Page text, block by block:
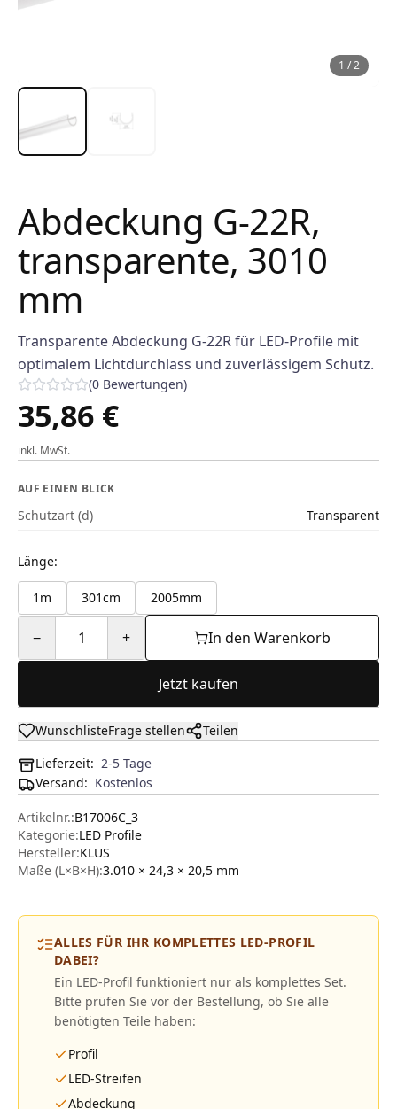
1 /2
Abdeckung G-22R,
transparente, 3010
mm
Transparente Abdeckung G-22R für LED-Profile mit
optimalem Lichtdurchlass und zuverlässigem Schutz.
(0 Bewertungen)
35,86 €
inkl. MwSt.
AUF EINEN BLICK
Schutzart (d) Transparent
Länge:
1m 301cm 2005mm
− 1 + In den Warenkorb
Jetzt kaufen
WunschlisteFrage stellen
Teilen
Lieferzeit: 2-5 Tage
Versand: Kostenlos
Artikelnr.:B17006C_3
Kategorie:LED Profile
Hersteller:KLUS
Maße (L×B×H):3.010 × 24,3 × 20,5 mm
ALLES FÜR IHR KOMPLETTES LED-PROFIL
DABEI?
Ein LED-Profil funktioniert nur als komplettes Set.
Bitte prüfen Sie vor der Bestellung, ob Sie alle
benötigten Teile haben:
Profil
LED-Streifen
Abdeckung